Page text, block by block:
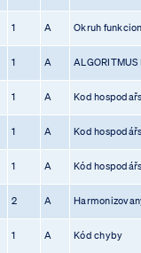
1 A Okruh
1 A ALGORITMUS
1 A Kod
1 A Kod
1 A Kód
2 A
1 A Kód chyby